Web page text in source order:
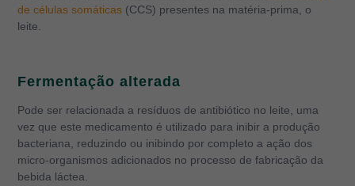
de células somáticas (CCS) presentes na matéria-prima, o
leite.
Fermentação alterada
Pode ser relacionada a resíduos de antibiótico no leite, uma
vez que este medicamento é utilizado para inibir a produção
bacteriana, reduzindo ou inibindo por completo a ação dos
micro-organismos adicionados no processo de fabricação da
bebida láctea.